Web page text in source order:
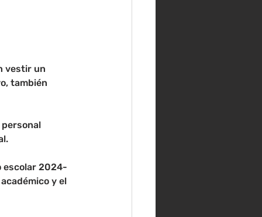
vestir un
también
escolar 2024-
y el